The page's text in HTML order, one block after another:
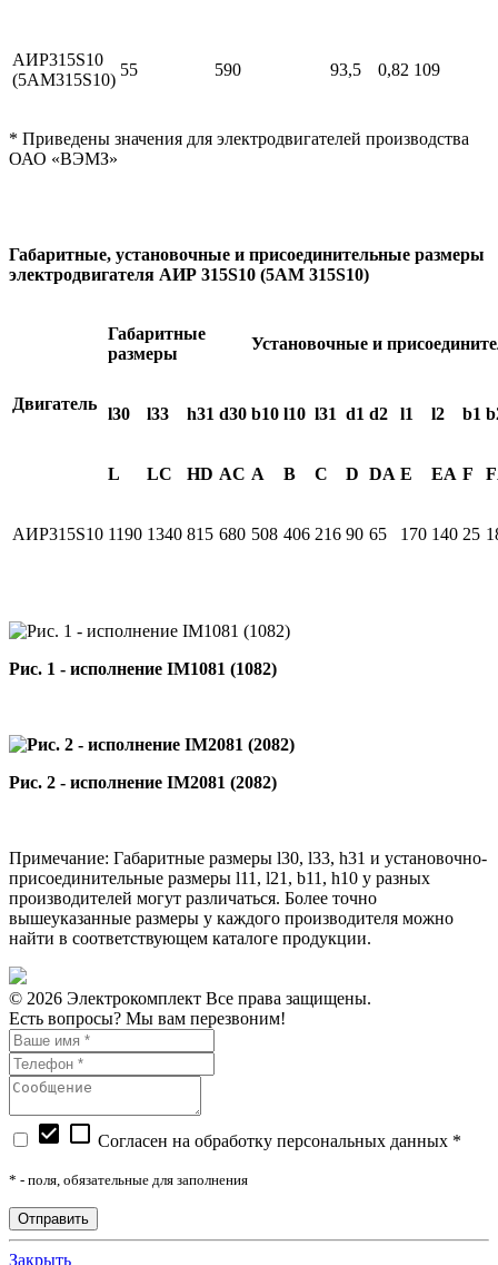
АИР315S10
(5АМ315S10)
55 590 93,5 0,82 109
* Приведены значения для электродвигателей производства
ОАО «ВЭМЗ»
Габаритные, установочные и присоединительные размеры
электродвигателя АИР 315S10 (5АМ 315S10)
Двигатель
Габаритные
размеры
Установочные и
l30 l33 h31 d30 b10 l10 l31 d1 d2 l1 l2 b1
L LC HD AC A B C D DА E ЕА F
АИР315S10 1190 1340 815 680 508 406 216 90 65 170 140 25
Рис. 1 - исполнение IM1081 (1082)
Рис. 2 - исполнение IM2081 (2082)
Примечание: Габаритные размеры l30, l33, h31 и установочно-
присоединительные размеры l11, l21, b11, h10 у разных
производителей могут различаться. Более точно
вышеуказанные размеры у каждого производителя можно
найти в соответствующем каталоге продукции.
© 2026 Электрокомплект Все права защищены.
Есть вопросы? Мы вам перезвоним!
check_box check_box_outline_blank Согласен на обработку персональных данных *
* - поля, обязательные для заполнения
Закрыть